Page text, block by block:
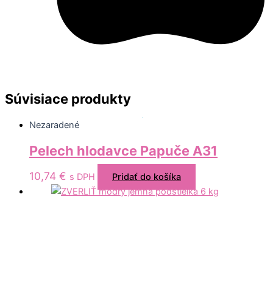
Súvisiace produkty
Nezaradené
Pelech hlodavce Papuče A31
10,74 € s DPH Pridať do košíka